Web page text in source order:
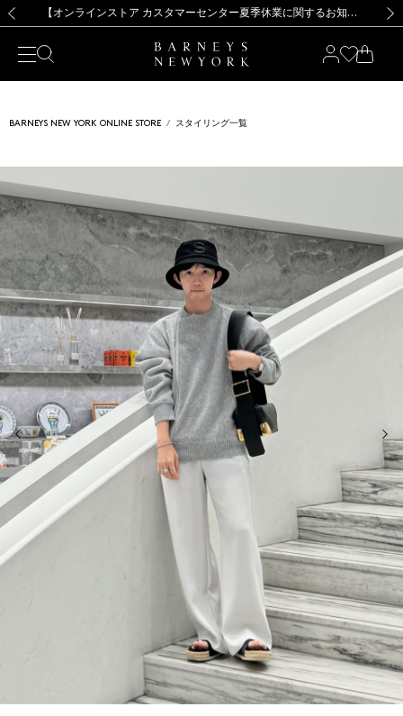
新規登録のお客様も対象！＜MY BARNEYS＞会員のお客様は11,000円（税込）以上のお買上げで常時送料無料！お買い物の際は会員登録を！
【夏季休業に伴う出荷一時停止のお知らせ】(2026.8.7) 【オンラインストア カスタマーセンター夏季休業に関するお知らせ】（2026.8.7）
【夏季休業に伴う返品・交換承り一時停止のお知らせ】（2026.8.5）
熊本県を中心とした地震の影響によるお荷物のお届けについて
【開催中】SUMMER SALEのご案内・ご注意事項 新規登録のお客様も対象！＜MY BARNEYS＞会員のお客様は11,000円（税込）以上のお買上げで常時送料無料！お買い物の際は会員登録を！
【夏季休業に伴う出荷一時停止のお知らせ】(2026.8.7)
BARNEYS NEW YORK ONLINE STORE スタイリング一覧
前の画像